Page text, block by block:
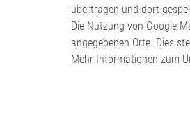
übertragen und dort
Die Nutzung von Google
angegebenen Orte. Dies
Mehr Informationen zum